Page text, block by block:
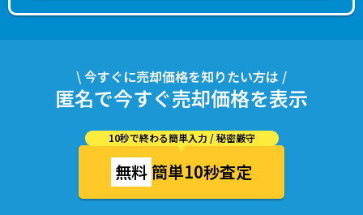
\ 今すぐに売却価格を知りたい方は /
匿名で今すぐ売却価格を表示
10秒で終わる簡単入力 / 秘密厳守
無料簡単10秒査定